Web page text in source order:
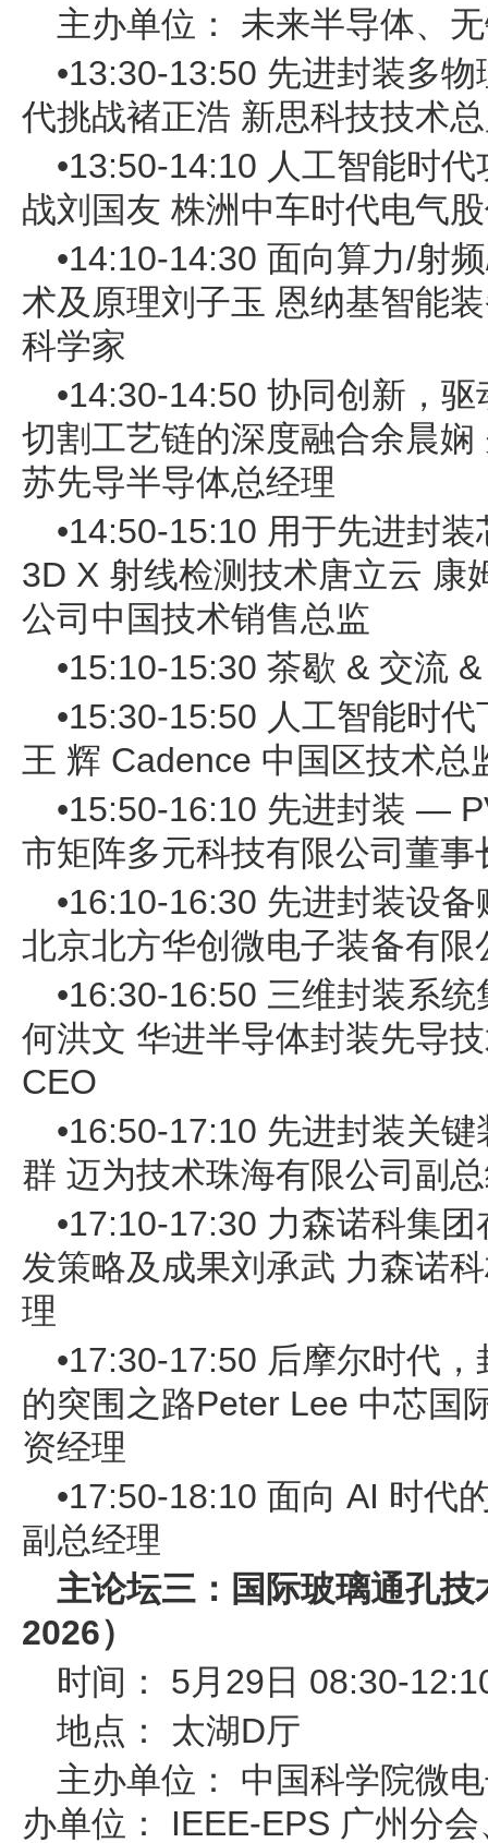
主办单位： 未来半导体、
•13:30-13:50 先进封装多
代挑战褚正浩 新思科技技术
•13:50-14:10 人工智能时
战刘国友 株洲中车时代电气
•14:10-14:30 面向算力/射
术及原理刘子玉 恩纳基智能
科学家
•14:30-14:50 协同创新，
切割工艺链的深度融合余晨
苏先导半导体总经理
•14:50-15:10 用于先进封
3D X 射线检测技术唐立云 康
公司中国技术销售总监
•15:10-15:30 茶歇 & 交流
•15:30-15:50 人工智能时
王 辉 Cadence 中国区技术总
•15:50-16:10 先进封装 —
市矩阵多元科技有限公司董事
•16:10-16:30 先进封装设
北京北方华创微电子装备有
•16:30-16:50 三维封装系
何洪文 华进半导体封装先导
CEO
•16:50-17:10 先进封装关
群 迈为技术珠海有限公司副
•17:10-17:30 力森诺科集
发策略及成果刘承武 力森诺
理
•17:30-17:50 后摩尔时代
的突围之路Peter Lee 中芯国
资经理
•17:50-18:10 面向 AI 时代
副总经理
主论坛三：国际玻璃通孔
2026）
时间： 5月29日 08:30-
地点： 太湖D厅
主办单位： 中国科学院微
办单位： IEEE-EPS 广州分